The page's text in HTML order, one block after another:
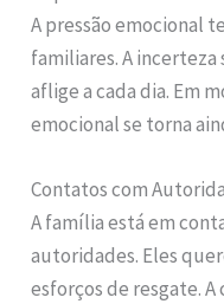
A pressão emocional
familiares. A
aflige a cada dia. Em
emocional se torna
Contatos com
A família está em
autoridades. Eles
esforços de resgate.